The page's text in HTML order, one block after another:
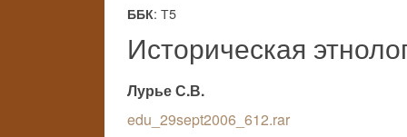
ББК: Т5
Историческая
Лурье С.В.
edu_29sept2006_612.rar